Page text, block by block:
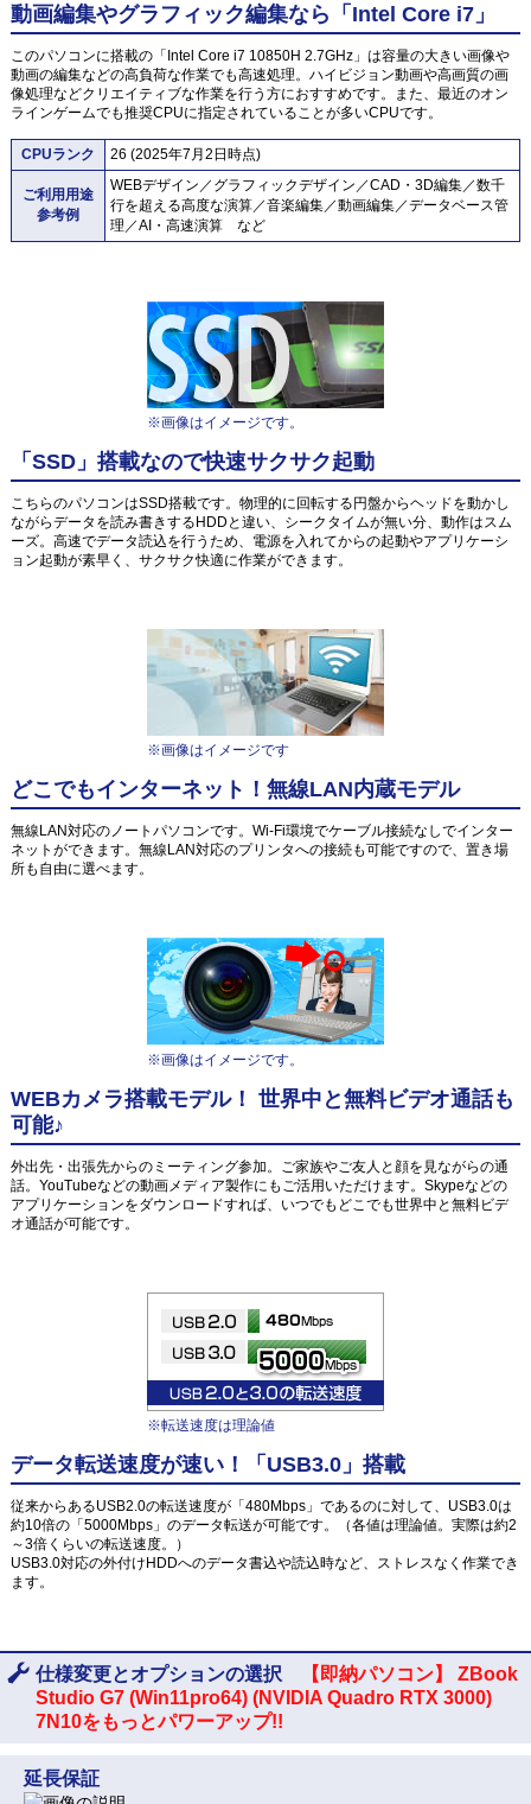
動画編集やグラフィック編集なら「Intel Core i7」
このパソコンに搭載の「Intel Core i7 10850H 2.7GHz」は容量の大きい画像や
動画の編集などの高負荷な作業でも高速処理。ハイビジョン動画や高画質の画
像処理などクリエイティブな作業を行う方におすすめです。また、最近のオン
ラインゲームでも推奨CPUに指定されていることが多いCPUです。
CPUランク 26 (2025年7月2日時点)
ご利用用途
参考例
WEBデザイン／グラフィックデザイン／CAD・3D編集／数千
行を超える高度な演算／音楽編集／動画編集／データベース管
理／AI・高速演算 など
※画像はイメージです。
「SSD」搭載なので快速サクサク起動
こちらのパソコンはSSD搭載です。物理的に回転する円盤からヘッドを動かし
ながらデータを読み書きするHDDと違い、シークタイムが無い分、動作はスム
ーズ。高速でデータ読込を行うため、電源を入れてからの起動やアプリケーシ
ョン起動が素早く、サクサク快適に作業ができます。
※画像はイメージです
どこでもインターネット！無線LAN内蔵モデル
無線LAN対応のノートパソコンです。Wi-Fi環境でケーブル接続なしでインター
ネットができます。無線LAN対応のプリンタへの接続も可能ですので、置き場
所も自由に選べます。
※画像はイメージです。
WEBカメラ搭載モデル！ 世界中と無料ビデオ通話も
可能♪
外出先・出張先からのミーティング参加。ご家族やご友人と顔を見ながらの通
話。YouTubeなどの動画メディア製作にもご活用いただけます。Skypeなどの
アプリケーションをダウンロードすれば、いつでもどこでも世界中と無料ビデ
オ通話が可能です。
※転送速度は理論値
データ転送速度が速い！「USB3.0」搭載
従来からあるUSB2.0の転送速度が「480Mbps」であるのに対して、USB3.0は
約10倍の「5000Mbps」のデータ転送が可能です。（各値は理論値。実際は約2
～3倍くらいの転送速度。）
USB3.0対応の外付けHDDへのデータ書込や読込時など、ストレスなく作業でき
ます。
仕様変更とオプションの選択
【即納パソコン】 ZBook
Studio G7 (Win11pro64) (NVIDIA Quadro RTX 3000)
7N10をもっとパワーアップ!!
延長保証